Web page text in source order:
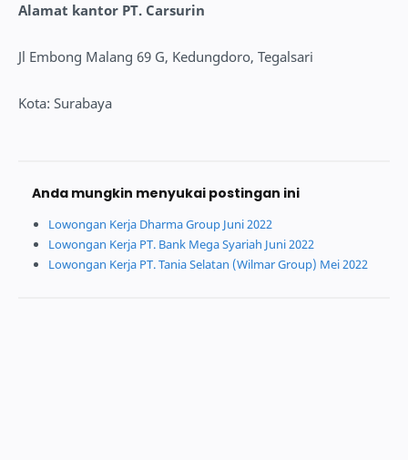
Alamat kantor PT. Carsurin
Jl Embong Malang 69 G, Kedungdoro, Tegalsari
Kota: Surabaya
Anda mungkin menyukai postingan ini
Lowongan Kerja Dharma Group Juni 2022
Lowongan Kerja PT. Bank Mega Syariah Juni 2022
Lowongan Kerja PT. Tania Selatan (Wilmar Group) Mei 2022